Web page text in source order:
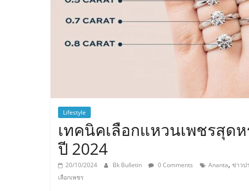
Lifestyle
เทคนิคเลือกแหวนเพชรสุด
ปี 2024
20/10/2024 Bk Bulletin 0 Comments Ananta, ข่าวป
เลือกเพชร